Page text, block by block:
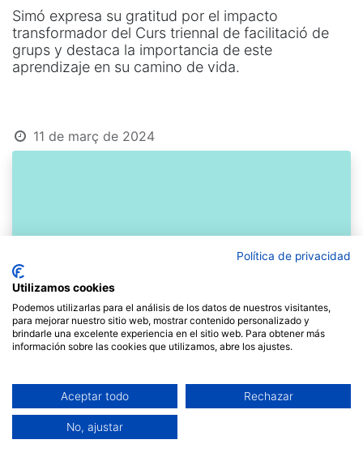
Simó expresa su gratitud por el impacto
transformador del Curs triennal de facilitació de
grups y destaca la importancia de este
aprendizaje en su camino de vida.
11 de març de 2024
Política de privacidad
Utilizamos cookies
Podemos utilizarlas para el análisis de los datos de nuestros visitantes,
para mejorar nuestro sitio web, mostrar contenido personalizado y
brindarle una excelente experiencia en el sitio web. Para obtener más
información sobre las cookies que utilizamos, abre los ajustes.
Aceptar todo Rechazar
No, ajustar